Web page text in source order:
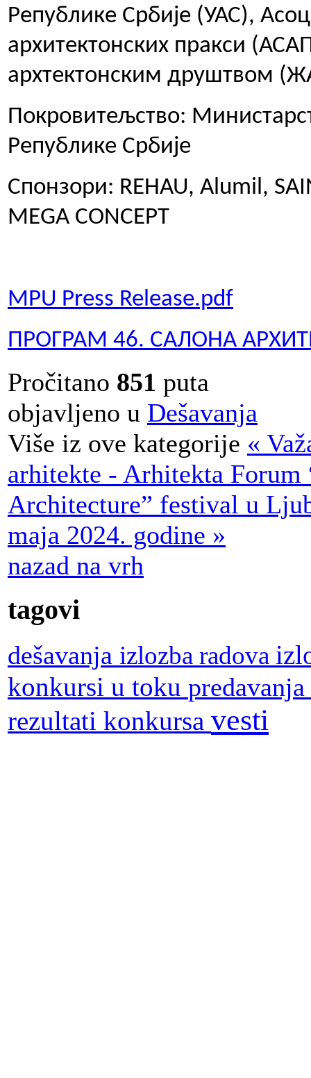
Републике Србије (УАС),
архитектонских пракси
архтектонским друштвом
Покровитељство:
Републике Србије
Спонзори: REHAU, Alumil,
MEGA CONCEPT
MPU Press Release.pdf
ПРОГРАМ 46. САЛОНА
Pročitano 851 puta
objavljeno u Dešavanja
Više iz ove kategorije «
arhitekte - Arhitekta Forum
Architecture” festival u
maja 2024. godine »
nazad na vrh
tagovi
dešavanja izlozba radova
konkursi u toku predavanja
rezultati konkursa vesti